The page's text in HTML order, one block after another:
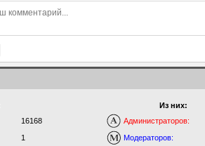
16168
1
Из них:
Администраторов:
Модераторов: